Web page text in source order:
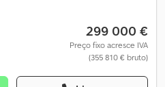
299 000 €
Preço fixo acresce IVA
(355 810 € bruto)